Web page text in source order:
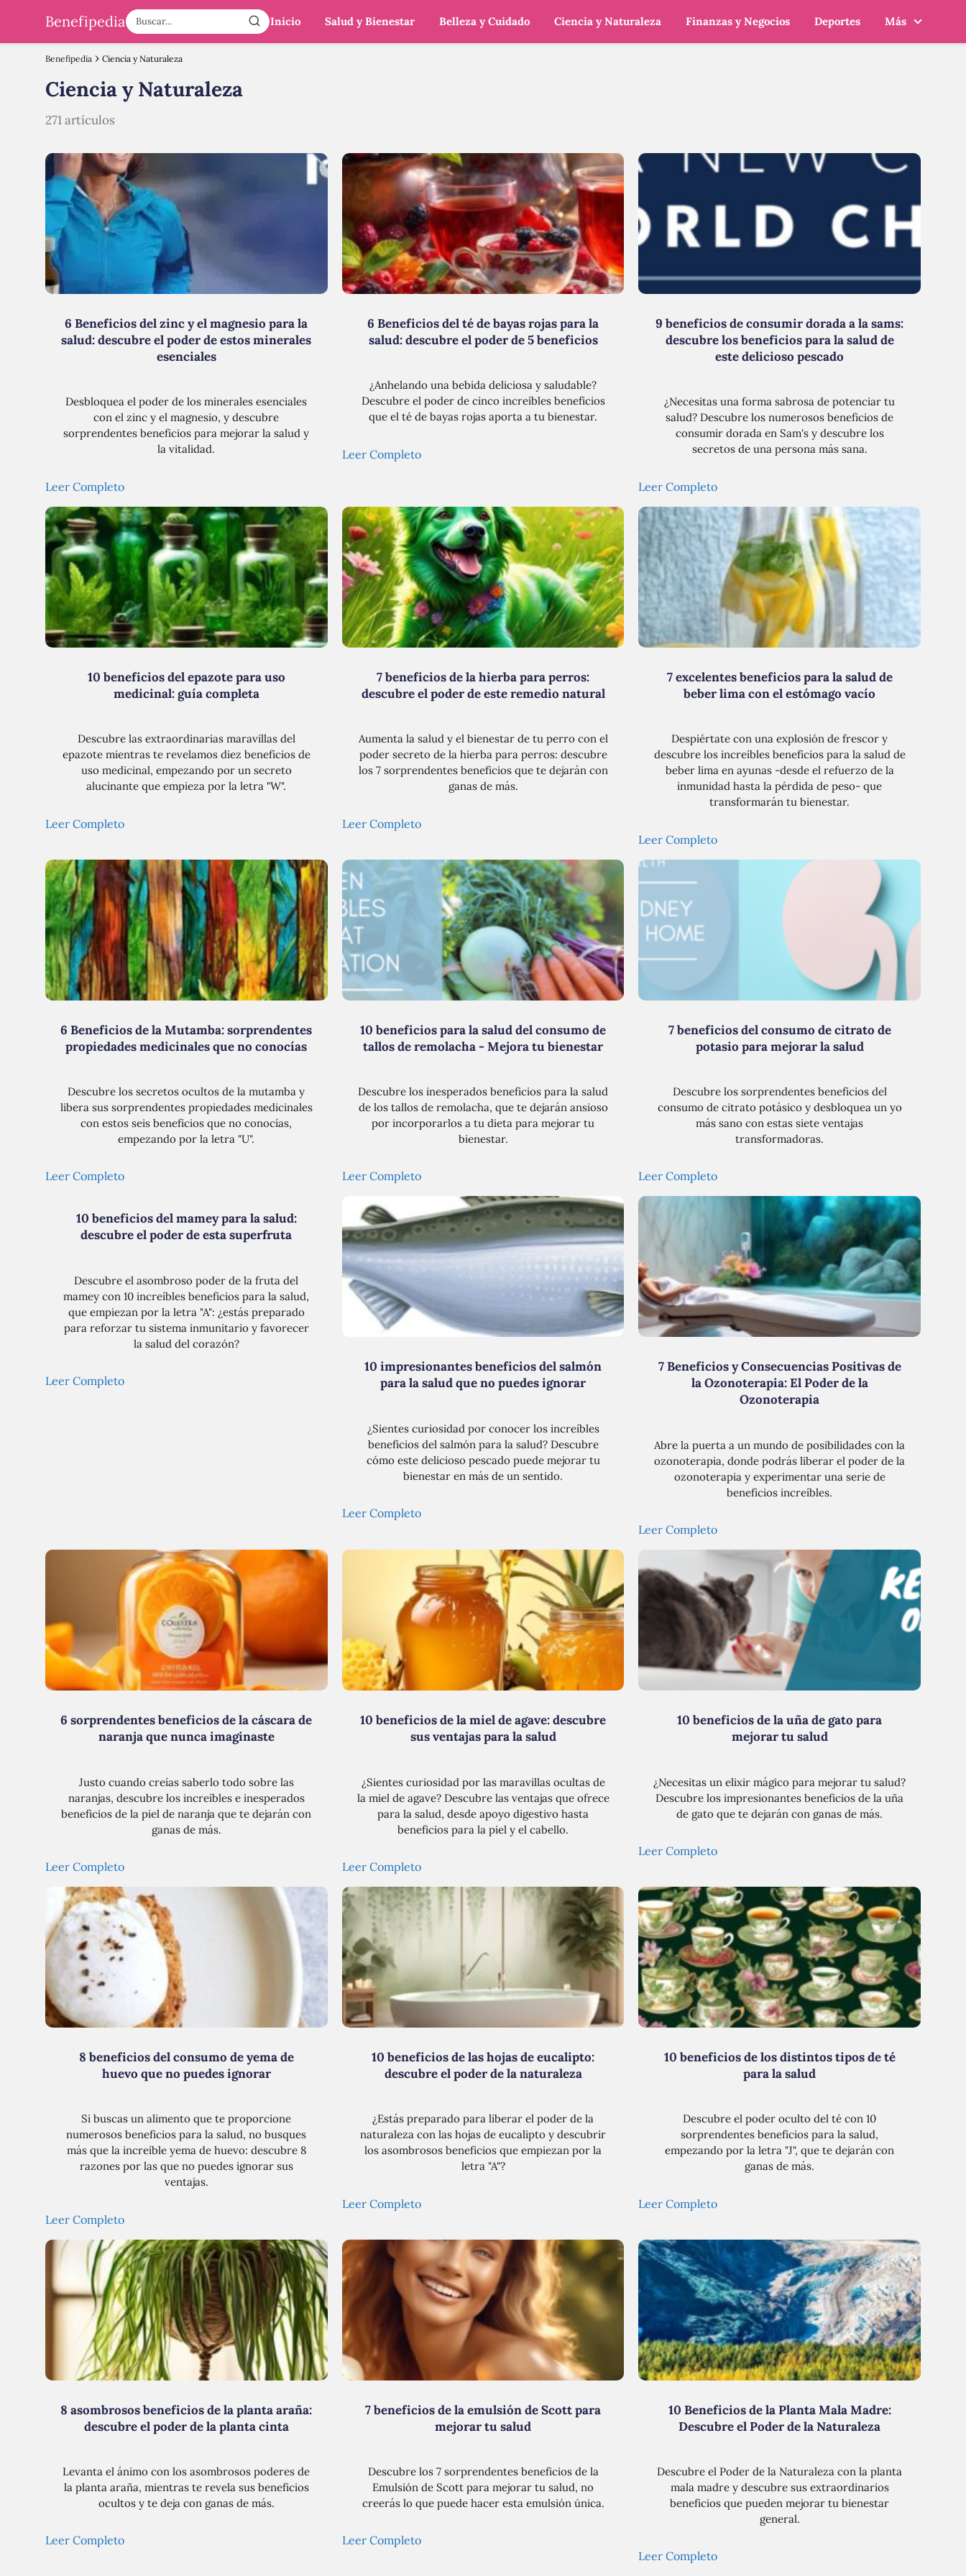
Benefipedia Inicio Salud y Bienestar Belleza y Cuidado Ciencia y Naturaleza Finanzas y Negocios Deportes Más
Benefipedia Ciencia y Naturaleza
Ciencia y Naturaleza
271 artículos
6 Beneficios del zinc y el magnesio para la
salud: descubre el poder de estos minerales
esenciales
Desbloquea el poder de los minerales esenciales
con el zinc y el magnesio, y descubre
sorprendentes beneficios para mejorar la salud y
la vitalidad.
Leer Completo
6 Beneficios del té de bayas rojas para la
salud: descubre el poder de 5 beneficios
¿Anhelando una bebida deliciosa y saludable?
Descubre el poder de cinco increíbles beneficios
que el té de bayas rojas aporta a tu bienestar.
Leer Completo
9 beneficios de consumir dorada a la sams:
descubre los beneficios para la salud de
este delicioso pescado
¿Necesitas una forma sabrosa de potenciar tu
salud? Descubre los numerosos beneficios de
consumir dorada en Sam's y descubre los
secretos de una persona más sana.
Leer Completo
10 beneficios del epazote para uso
medicinal: guía completa
Descubre las extraordinarias maravillas del
epazote mientras te revelamos diez beneficios de
uso medicinal, empezando por un secreto
alucinante que empieza por la letra "W".
Leer Completo
7 beneficios de la hierba para perros:
descubre el poder de este remedio natural
Aumenta la salud y el bienestar de tu perro con el
poder secreto de la hierba para perros: descubre
los 7 sorprendentes beneficios que te dejarán con
ganas de más.
Leer Completo
7 excelentes beneficios para la salud de
beber lima con el estómago vacío
Despiértate con una explosión de frescor y
descubre los increíbles beneficios para la salud de
beber lima en ayunas -desde el refuerzo de la
inmunidad hasta la pérdida de peso- que
transformarán tu bienestar.
Leer Completo
6 Beneficios de la Mutamba: sorprendentes
propiedades medicinales que no conocías
Descubre los secretos ocultos de la mutamba y
libera sus sorprendentes propiedades medicinales
con estos seis beneficios que no conocías,
empezando por la letra "U".
Leer Completo
10 beneficios para la salud del consumo de
tallos de remolacha - Mejora tu bienestar
Descubre los inesperados beneficios para la salud
de los tallos de remolacha, que te dejarán ansioso
por incorporarlos a tu dieta para mejorar tu
bienestar.
Leer Completo
7 beneficios del consumo de citrato de
potasio para mejorar la salud
Descubre los sorprendentes beneficios del
consumo de citrato potásico y desbloquea un yo
más sano con estas siete ventajas
transformadoras.
Leer Completo
10 beneficios del mamey para la salud:
descubre el poder de esta superfruta
Descubre el asombroso poder de la fruta del
mamey con 10 increíbles beneficios para la salud,
que empiezan por la letra "A": ¿estás preparado
para reforzar tu sistema inmunitario y favorecer
la salud del corazón?
Leer Completo
10 impresionantes beneficios del salmón
para la salud que no puedes ignorar
¿Sientes curiosidad por conocer los increíbles
beneficios del salmón para la salud? Descubre
cómo este delicioso pescado puede mejorar tu
bienestar en más de un sentido.
Leer Completo
7 Beneficios y Consecuencias Positivas de
la Ozonoterapia: El Poder de la
Ozonoterapia
Abre la puerta a un mundo de posibilidades con la
ozonoterapia, donde podrás liberar el poder de la
ozonoterapia y experimentar una serie de
beneficios increíbles.
Leer Completo
6 sorprendentes beneficios de la cáscara de
naranja que nunca imaginaste
Justo cuando creías saberlo todo sobre las
naranjas, descubre los increíbles e inesperados
beneficios de la piel de naranja que te dejarán con
ganas de más.
Leer Completo
10 beneficios de la miel de agave: descubre
sus ventajas para la salud
¿Sientes curiosidad por las maravillas ocultas de
la miel de agave? Descubre las ventajas que ofrece
para la salud, desde apoyo digestivo hasta
beneficios para la piel y el cabello.
Leer Completo
10 beneficios de la uña de gato para
mejorar tu salud
¿Necesitas un elixir mágico para mejorar tu salud?
Descubre los impresionantes beneficios de la uña
de gato que te dejarán con ganas de más.
Leer Completo
8 beneficios del consumo de yema de
huevo que no puedes ignorar
Si buscas un alimento que te proporcione
numerosos beneficios para la salud, no busques
más que la increíble yema de huevo: descubre 8
razones por las que no puedes ignorar sus
ventajas.
Leer Completo
10 beneficios de las hojas de eucalipto:
descubre el poder de la naturaleza
¿Estás preparado para liberar el poder de la
naturaleza con las hojas de eucalipto y descubrir
los asombrosos beneficios que empiezan por la
letra "A"?
Leer Completo
10 beneficios de los distintos tipos de té
para la salud
Descubre el poder oculto del té con 10
sorprendentes beneficios para la salud,
empezando por la letra "J", que te dejarán con
ganas de más.
Leer Completo
8 asombrosos beneficios de la planta araña:
descubre el poder de la planta cinta
Levanta el ánimo con los asombrosos poderes de
la planta araña, mientras te revela sus beneficios
ocultos y te deja con ganas de más.
Leer Completo
7 beneficios de la emulsión de Scott para
mejorar tu salud
Descubre los 7 sorprendentes beneficios de la
Emulsión de Scott para mejorar tu salud, no
creerás lo que puede hacer esta emulsión única.
Leer Completo
10 Beneficios de la Planta Mala Madre:
Descubre el Poder de la Naturaleza
Descubre el Poder de la Naturaleza con la planta
mala madre y descubre sus extraordinarios
beneficios que pueden mejorar tu bienestar
general.
Leer Completo